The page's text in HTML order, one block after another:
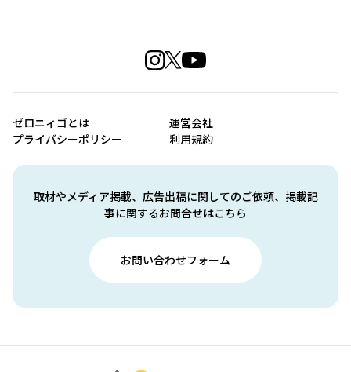
取材やメディア掲載、広告出稿に関してのご依頼、掲載記
事に関するお問合せはこちら
お問い合わせフォーム
ゼロニィゴとは
運営会社
プライバシーポリシー
利用規約